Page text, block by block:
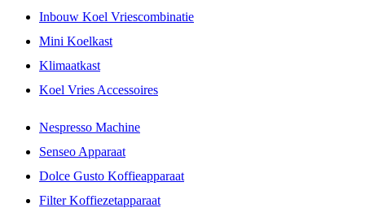
Inbouw Koel Vriescombinatie
Mini Koelkast
Klimaatkast
Koel Vries Accessoires
Nespresso Machine
Senseo Apparaat
Dolce Gusto Koffieapparaat
Filter Koffiezetapparaat